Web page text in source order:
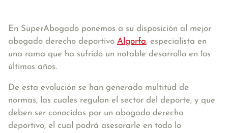
En SuperAbogado ponemos a su disposición al mejor
abogado derecho deportivo Algorfa, especialista en
una rama que ha sufrido un notable desarrollo en los
últimos años.
De esta evolución se han generado multitud de
normas, las cuales regulan el sector del deporte, y que
deben ser conocidas por un abogado derecho
deportivo, el cual podrá asesorarle en todo lo